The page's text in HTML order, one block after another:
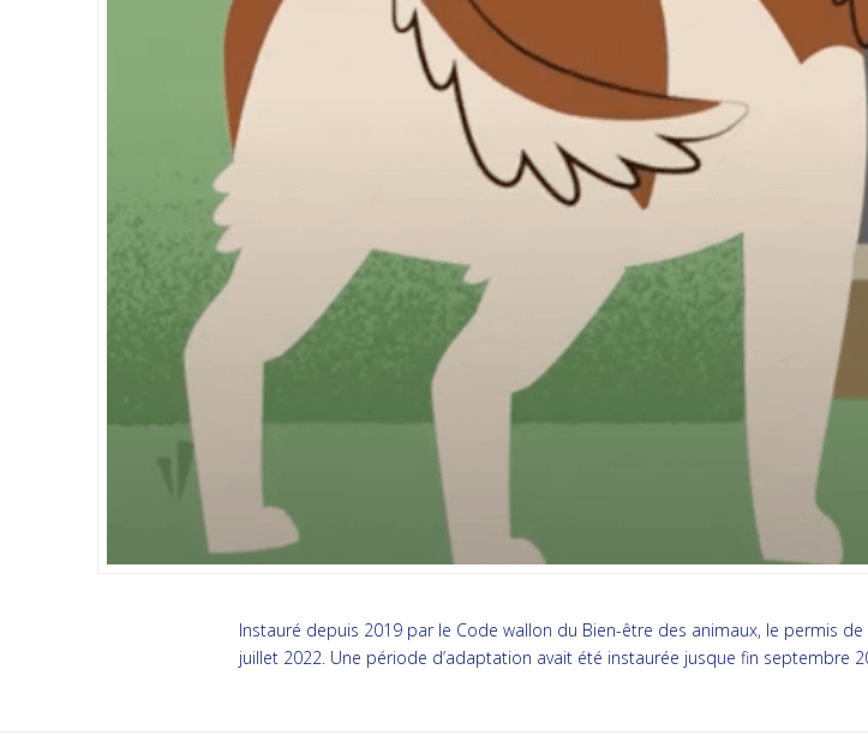
Instauré depuis 2019 par le Code wallon du Bien-être des animaux, le permis
juillet 2022. Une période d’adaptation avait été instaurée jusque fin septembre